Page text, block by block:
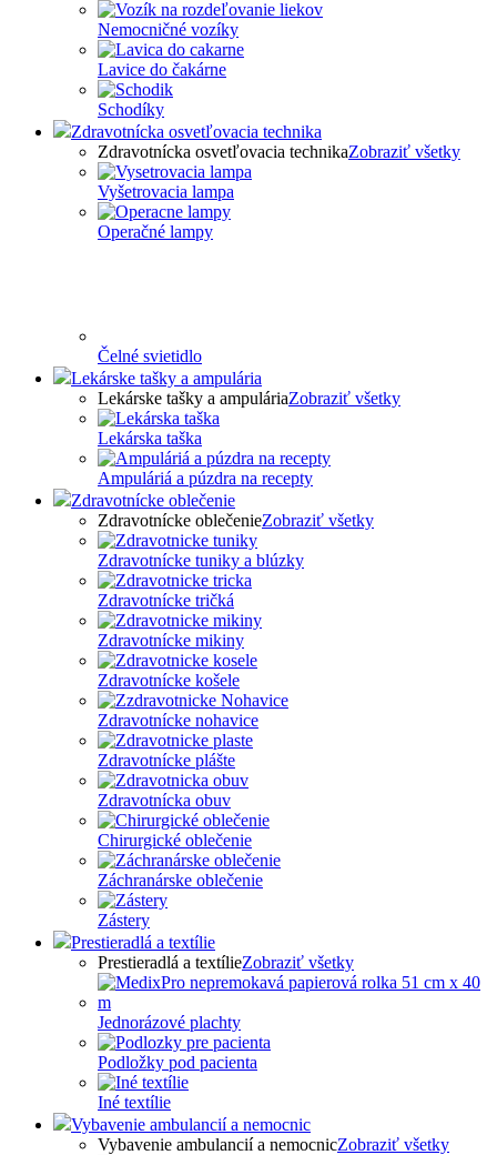
Nemocničné vozíky
Lavice do čakárne
Schodíky
Zdravotnícka osvetľovacia technika
Zdravotnícka osvetľovacia technikaZobraziť všetky
Vyšetrovacia lampa
Operačné lampy
Čelné svietidlo
Lekárske tašky a ampulária
Lekárske tašky a ampuláriaZobraziť všetky
Lekárska taška
Ampuláriá a púzdra na recepty
Zdravotnícke oblečenie
Zdravotnícke oblečenieZobraziť všetky
Zdravotnícke tuniky a blúzky
Zdravotnícke tričká
Zdravotnícke mikiny
Zdravotnícke košele
Zdravotnícke nohavice
Zdravotnícke plášte
Zdravotnícka obuv
Chirurgické oblečenie
Záchranárske oblečenie
Zástery
Prestieradlá a textílie
Prestieradlá a textílieZobraziť všetky
Jednorázové plachty
Podložky pod pacienta
Iné textílie
Vybavenie ambulancií a nemocnic
Vybavenie ambulancií a nemocnicZobraziť všetky